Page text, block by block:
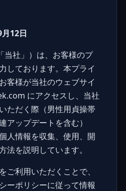
12日
当社」）は、お客様のプ
しております。本プライ
客様が当社のウェブサイ
にアクセスし、当社
ただく際（男性用貞操帯
アップデートを含む）
人情報を収集、使用、開
法を説明しています。
ご利用いただくことで、
ーポリシーに従って情報